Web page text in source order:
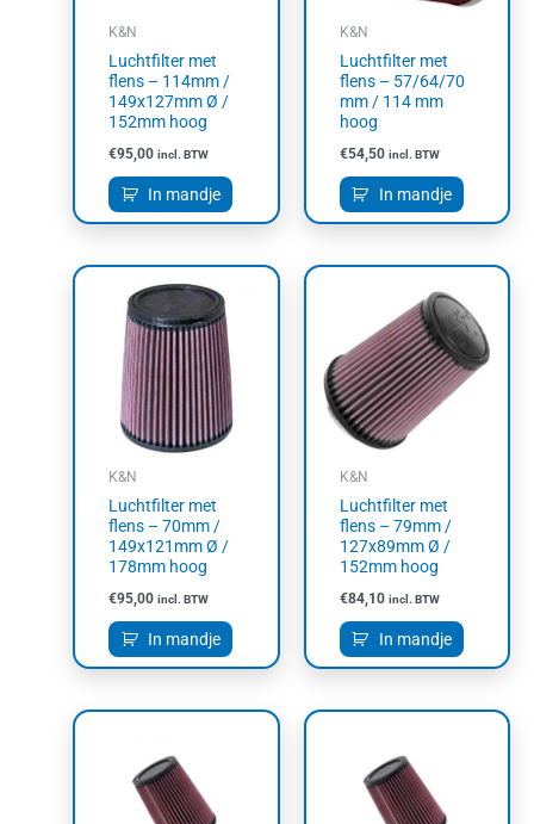
K&N
Luchtfilter met
flens – 114mm /
149x127mm Ø /
152mm hoog
€95,00 incl. BTW
In mandje
K&N
Luchtfilter met
flens – 57/64/70
mm / 114 mm
hoog
€54,50 incl. BTW
In mandje
K&N
Luchtfilter met
flens – 70mm /
149x121mm Ø /
178mm hoog
€95,00 incl. BTW
In mandje
K&N
Luchtfilter met
flens – 79mm /
127x89mm Ø /
152mm hoog
€84,10 incl. BTW
In mandje